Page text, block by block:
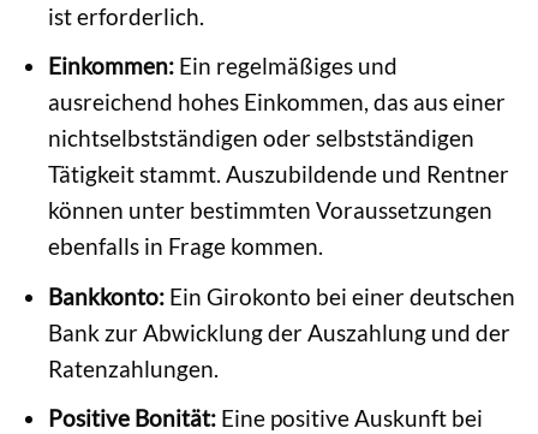
ist erforderlich.
Einkommen:Ein regelmäßiges und
ausreichend hohes Einkommen, das aus einer
nichtselbstständigen oder selbstständigen
Tätigkeit stammt. Auszubildende und Rentner
können unter bestimmten Voraussetzungen
ebenfalls in Frage kommen.
Bankkonto:Ein Girokonto bei einer deutschen
Bank zur Abwicklung der Auszahlung und der
Ratenzahlungen.
Positive Bonität:Eine positive Auskunft bei